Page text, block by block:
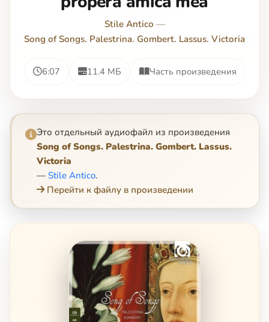
Stile Antico —
Song of Songs. Palestrina. Gombert. Lassus. Victoria
6:07 11.4 МБ Часть произведения
Это отдельный аудиофайл из произведения
Song of Songs. Palestrina. Gombert. Lassus.
Victoria
— Stile Antico.
Перейти к файлу в произведении